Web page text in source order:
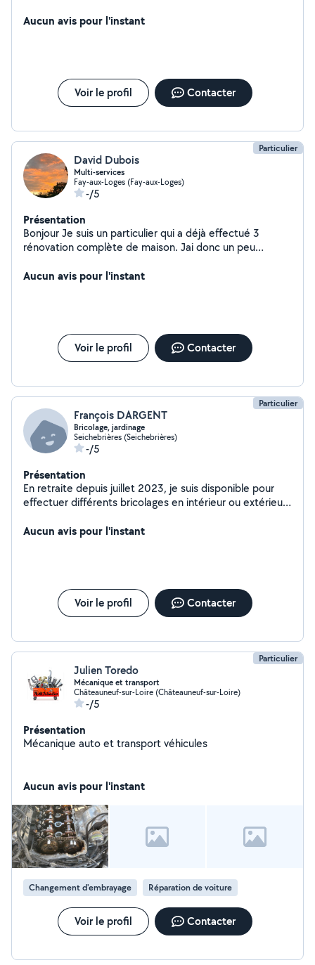
intervention rapide
Aucun avis pour l'instant
Voir le profil Contacter
Particulier
David Dubois
Multi-services
Fay-aux-Loges (Fay-aux-Loges)
-/5
Présentation
Bonjour Je suis un particulier qui a déjà effectué 3
rénovation complète de maison. Jai donc un peu
Cordialement
Aucun avis pour l'instant
Voir le profil Contacter
Particulier
François DARGENT
Bricolage, jardinage
Seichebrières (Seichebrières)
-/5
Présentation
En retraite depuis juillet 2023, je suis disponible pour
effectuer différents bricolages en intérieur ou extérieur.
carrière me permettent d'effectuer tous ces travaux. Je
Aucun avis pour l'instant
Voir le profil Contacter
Particulier
Julien Toredo
Mécanique et transport
Châteauneuf-sur-Loire (Châteauneuf-sur-Loire)
-/5
Présentation
Mécanique auto et transport véhicules
Aucun avis pour l'instant
Changement d'embrayage Réparation de voiture
Voir le profil Contacter